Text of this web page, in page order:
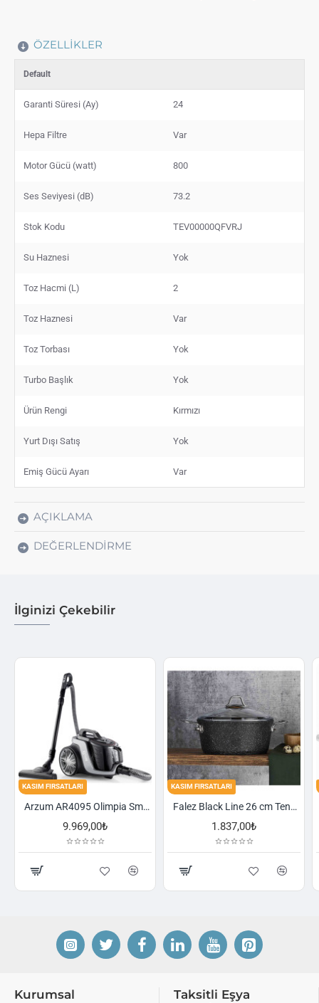
ÖZELLIKLER
Default
Garanti Süresi (Ay) 24
Hepa Filtre Var
Motor Gücü (watt) 800
Ses Seviyesi (dB) 73.2
Stok Kodu TEV00000QFVRJ
Su Haznesi Yok
Toz Hacmi (L) 2
Toz Haznesi Var
Toz Torbası Yok
Turbo Başlık Yok
Ürün Rengi Kırmızı
Yurt Dışı Satış Yok
Emiş Gücü Ayarı Var
AÇIKLAMA
DEĞERLENDIRME
İlginizi Çekebilir
KASIM FIRSATLARI
Arzum AR4095 Olimpia Smart Cyclone Filtreli Süpürge - Füme
9.969,00₺
KASIM FIRSATLARI
Falez Black Line 26 cm Tencere
1.837,00₺
Kurumsal
Taksitli Eşya